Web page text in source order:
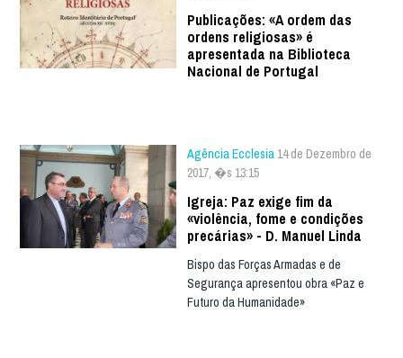
Publicações: «A ordem das
ordens religiosas» é
apresentada na Biblioteca
Nacional de Portugal
Agência Ecclesia 14 de Dezembro de
2017, �s 13:15
Igreja: Paz exige fim da
«violência, fome e condições
precárias» - D. Manuel Linda
Bispo das Forças Armadas e de
Segurança apresentou obra «Paz e
Futuro da Humanidade»